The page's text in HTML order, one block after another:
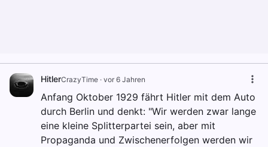
HitlerCrazyTime · vor 6 Jahren
Anfang Oktober 1929 fährt Hitler mit dem Auto
durch Berlin und denkt: "Wir werden zwar lange
eine kleine Splitterpartei sein, aber mit
Propaganda und Zwischenerfolgen werden wir